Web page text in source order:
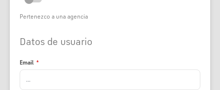
Pertenezco a una agencia
Datos de usuario
Email *